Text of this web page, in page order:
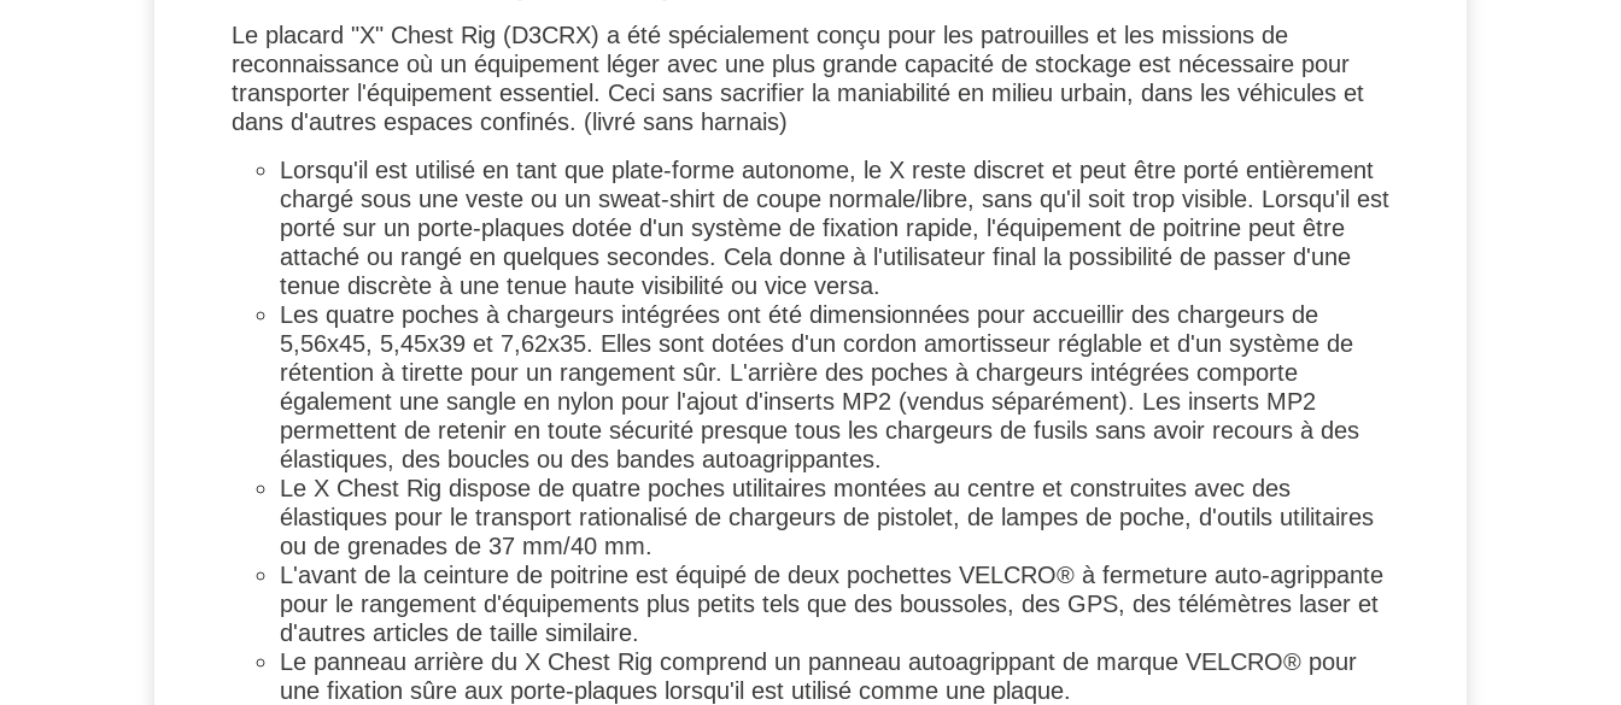
Le placard "X" Chest Rig (D3CRX) a été spécialement conçu pour les patrouilles et les missions de
reconnaissance où un équipement léger avec une plus grande capacité de stockage est nécessaire pour
transporter l'équipement essentiel. Ceci sans sacrifier la maniabilité en milieu urbain, dans les véhicules et
dans d'autres espaces confinés. (livré sans harnais)
Lorsqu'il est utilisé en tant que plate-forme autonome, le X reste discret et peut être porté entièrement
chargé sous une veste ou un sweat-shirt de coupe normale/libre, sans qu'il soit trop visible. Lorsqu'il est
porté sur un porte-plaques dotée d'un système de fixation rapide, l'équipement de poitrine peut être
attaché ou rangé en quelques secondes. Cela donne à l'utilisateur final la possibilité de passer d'une
tenue discrète à une tenue haute visibilité ou vice versa.
Les quatre poches à chargeurs intégrées ont été dimensionnées pour accueillir des chargeurs de
5,56x45, 5,45x39 et 7,62x35. Elles sont dotées d'un cordon amortisseur réglable et d'un système de
rétention à tirette pour un rangement sûr. L'arrière des poches à chargeurs intégrées comporte
également une sangle en nylon pour l'ajout d'inserts MP2 (vendus séparément). Les inserts MP2
permettent de retenir en toute sécurité presque tous les chargeurs de fusils sans avoir recours à des
élastiques, des boucles ou des bandes autoagrippantes.
Le X Chest Rig dispose de quatre poches utilitaires montées au centre et construites avec des
élastiques pour le transport rationalisé de chargeurs de pistolet, de lampes de poche, d'outils utilitaires
ou de grenades de 37 mm/40 mm.
L'avant de la ceinture de poitrine est équipé de deux pochettes VELCRO® à fermeture auto-agrippante
pour le rangement d'équipements plus petits tels que des boussoles, des GPS, des télémètres laser et
d'autres articles de taille similaire.
Le panneau arrière du X Chest Rig comprend un panneau autoagrippant de marque VELCRO® pour
une fixation sûre aux porte-plaques lorsqu'il est utilisé comme une plaque.